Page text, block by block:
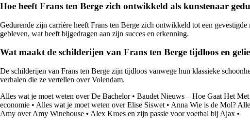
Hoe heeft Frans ten Berge zich ontwikkeld als kunstenaar
Gedurende zijn carrière heeft Frans ten Berge zich ontwikkeld tot een
gebleven, wat heeft bijgedragen aan zijn succes en erkenning.
Wat maakt de schilderijen van Frans ten Berge tijdloos en
De schilderijen van Frans ten Berge zijn tijdloos vanwege hun klassieke
verhalen die ze vertellen over Volendam.
Alles wat je moet weten over De Bachelor• Baudet Nieuws – Hoe Gaat Het
economie • Alles wat je moet weten over Elise Siswet • Anna Wie is de Mol?
Amy over Amy Winehouse • Alex Kroes en zijn passie voor voetbal bij Ajax •